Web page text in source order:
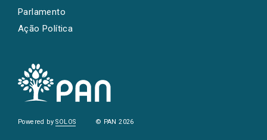
Parlamento
Ação Política
Powered bySOLOS © PAN 2026